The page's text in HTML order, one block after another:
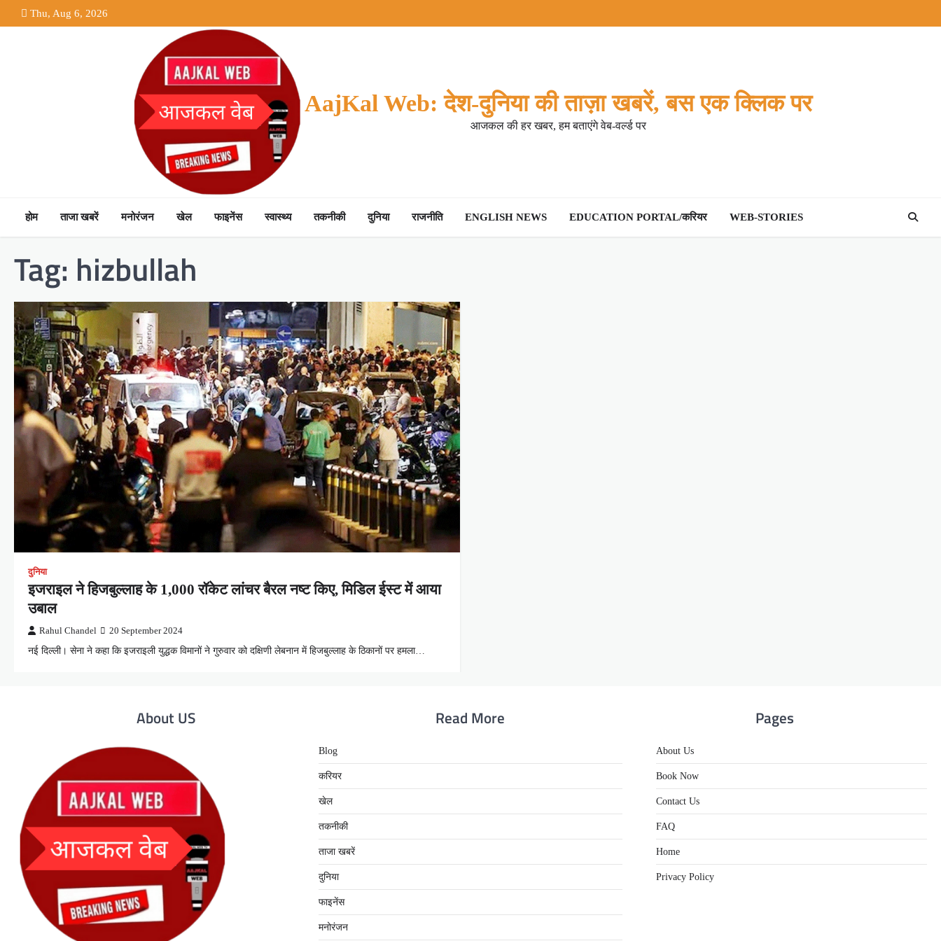
to
Thu, Aug 6, 2026
AajKal Web: देश-दुनिया की ताज़ा खबरें, बस एक क्लिक पर
आजकल की हर खबर, हम बताएंगे वेब-वर्ल्ड पर
होम ताजा खबरें मनोरंजन खेल फाइनेंस स्वास्थ्य तकनीकी दुनिया राजनीति ENGLISH NEWS EDUCATION PORTAL/करियर WEB-STORIES
Tag: hizbullah
दुनिया
इजराइल ने हिजबुल्लाह के 1,000 रॉकेट लांचर बैरल नष्ट किए, मिडिल ईस्ट में आया
उबाल
Rahul Chandel 20 September 2024
नई दिल्ली। सेना ने कहा कि इजराइली युद्धक विमानों ने गुरुवार को दक्षिणी लेबनान में हिजबुल्लाह के ठिकानों पर हमला…
About US Read More
Blog
करियर
खेल
तकनीकी
ताजा खबरें
दुनिया
फाइनेंस
मनोरंजन
Pages
About Us
Book Now
Contact Us
FAQ
Home
Privacy Policy